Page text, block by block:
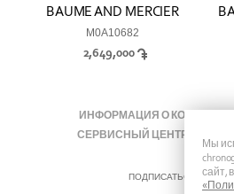
BAUME AND MERCIER
M0A10682
2,649,000
Мы
сайт,
ИНФОРМАЦИЯ О КОМПАНИИ
СЕРВИСНЫЙ ЦЕНТР
ПОДПИСАТЬСЯ НА